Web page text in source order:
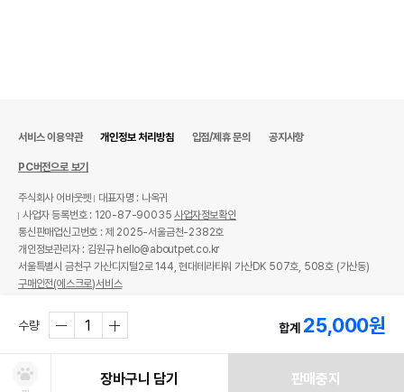
수량 합계 25,000원
장바구니 담기 판매중지
서비스 이용약관 개인정보 처리방침 입점/제휴 문의 공지사항
PC버전으로 보기
주식회사 어바웃펫
대표자명 : 나옥귀
사업자 등록번호 : 120-87-90035사업자정보확인
통신판매업신고번호 : 제 2025-서울금천-2382호
개인정보관리자 : 김원규 hello@aboutpet.co.kr
서울특별시 금천구 가산디지털2로 144, 현대테라타워 가산DK 507호, 508호 (가산동)
구매안전(에스크로)서비스